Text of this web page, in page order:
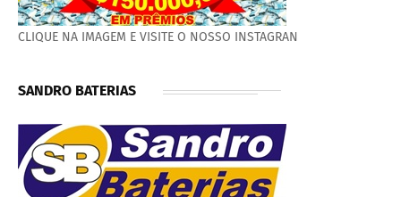
CLIQUE NA IMAGEM E VISITE O NOSSO INSTAGRAN
SANDRO BATERIAS